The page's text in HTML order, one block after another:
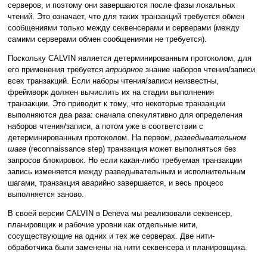
серверов, и поэтому они завершаются после фазы локальных
чтений. Это означает, что для таких транзакций требуется обмен
сообщениями только между секвенсерами и серверами (между
самими серверами обмен сообщениями не требуется).
Поскольку CALVIN является детерминированным протоколом, для
его применения требуется априорное знание наборов чтения/записи
всех транзакций. Если наборы чтения/записи неизвестны,
фреймворк должен вычислить их на стадии выполнения
транзакции. Это приводит к тому, что некоторые транзакции
выполняются два раза: сначала спекулятивно для определения
наборов чтения/записи, а потом уже в соответствии с
детерминированным протоколом. На первом, разведывательном
шаге (reconnaissance step) транзакция может выполняться без
запросов блокировок. Но если какая-либо требуемая транзакции
запись изменяется между разведывательным и исполнительным
шагами, транзакция аварийно завершается, и весь процесс
выполняется заново.
В своей версии CALVIN в Deneva мы реализовали секвенсер,
планировщик и рабочие уровни как отдельные нити,
сосуществующие на одних и тех же серверах. Две нити-
обработчика были заменены на нити секвенсера и планировщика.